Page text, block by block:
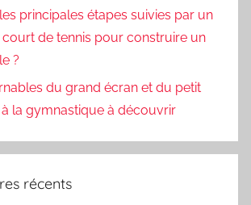
principales étapes suivies par un
de tennis pour construire un
?
du grand écran et du petit
la gymnastique à découvrir
récents